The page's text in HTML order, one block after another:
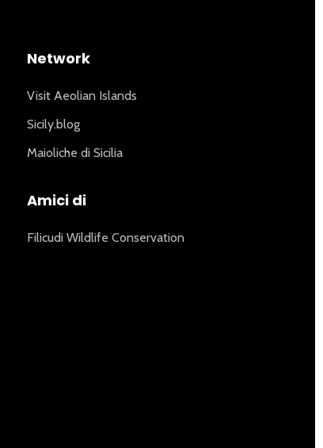
Network
Visit Aeolian Islands
Sicily.blog
Maioliche di Sicilia
Amici di
Filicudi Wildlife Conservation